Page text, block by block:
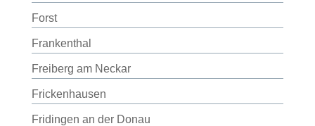
Forst
Frankenthal
Freiberg am Neckar
Frickenhausen
Fridingen an der Donau